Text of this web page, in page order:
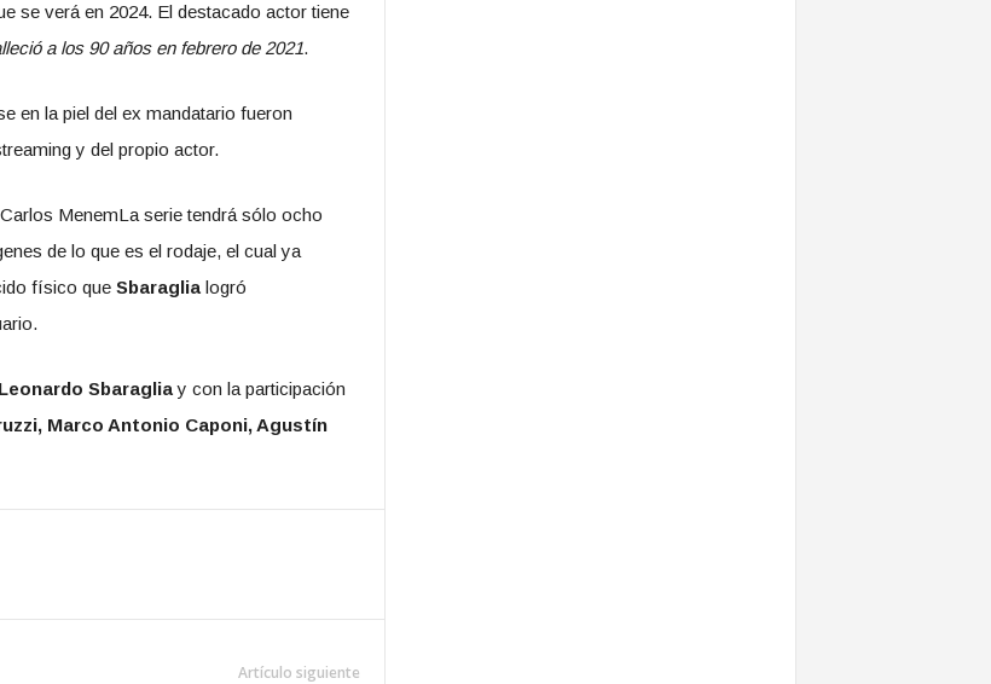
se verá en 2024. El destacado actor tiene
a los 90 años en febrero de 2021.
en la piel del ex mandatario fueron
y del propio actor.
MenemLa serie tendrá sólo ocho
de lo que es el rodaje, el cual ya
físico que Sbaraglialogró
Leonardo Sbaragliay con la participación
Marco Antonio Caponi, Agustín
Artículo siguiente